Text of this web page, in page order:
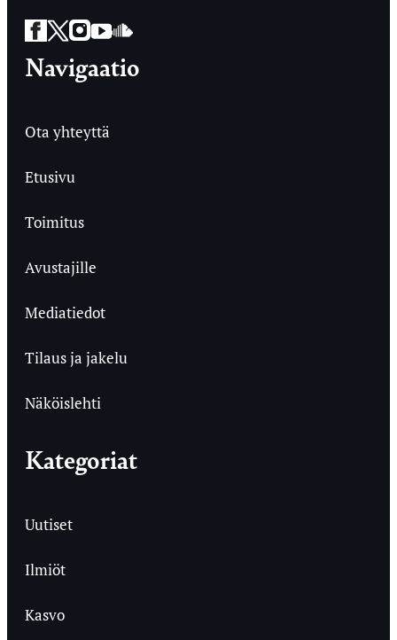
Facebook
Twitter
Instagram
YouTube
SoundCloud
Navigaatio
Ota yhteyttä
Etusivu
Toimitus
Avustajille
Mediatiedot
Tilaus ja jakelu
Näköislehti
Kategoriat
Uutiset
Ilmiöt
Kasvo